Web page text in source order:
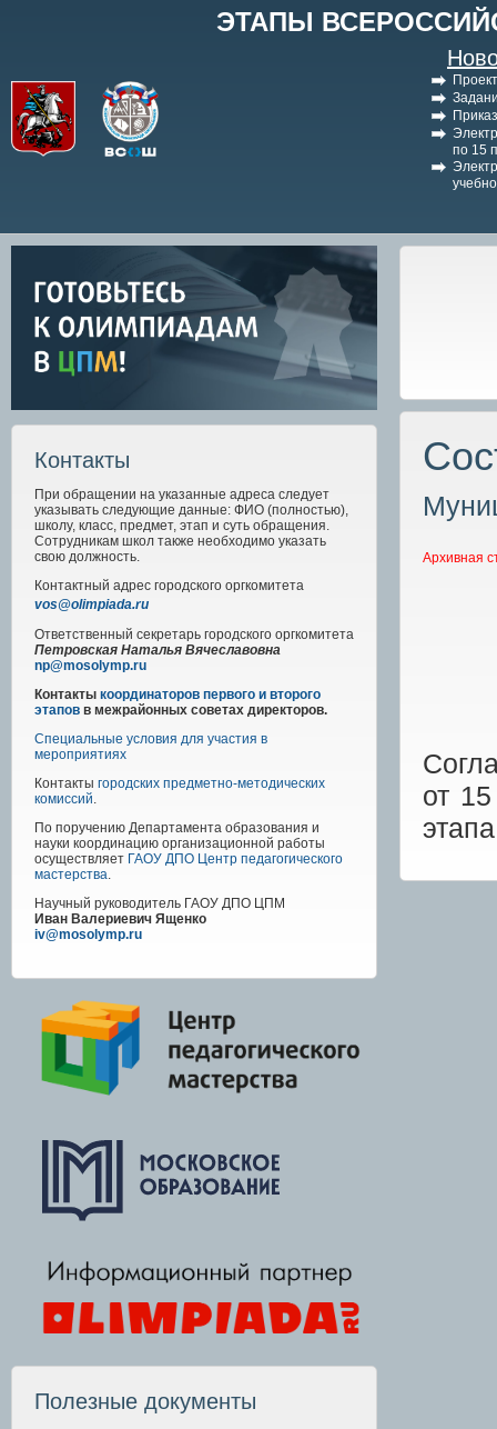
ЭТАПЫ
по 15
Контакты
При обращении на указанные адреса следует
указывать следующие данные: ФИО (полностью),
школу, класс, предмет, этап и суть обращения.
Сотрудникам школ также необходимо указать
свою должность.
Контактный адрес городского оргкомитета
vos@olimpiada.ru
Ответственный секретарь городского оргкомитета
Петровская Наталья Вячеславовна
np@mosolymp.ru
Контакты координаторов первого и второго
этапов в межрайонных советах директоров.
Специальные условия для участия в
мероприятиях
Контакты городских предметно-методических
комиссий.
По поручению Департамента образования и
науки координацию организационной работы
осуществляет ГАОУ ДПО Центр педагогического
мастерства.
Научный руководитель ГАОУ ДПО ЦПМ
Иван Валериевич Ященко
iv@mosolymp.ru
Полезные документы
Архивная
от